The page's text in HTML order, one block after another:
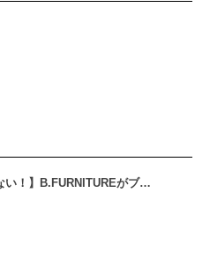
い！】B.FURNITUREがブ…